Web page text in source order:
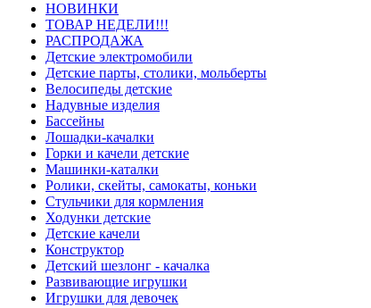
НОВИНКИ
ТОВАР НЕДЕЛИ!!!
РАСПРОДАЖА
Детские электромобили
Детские парты, столики, мольберты
Велосипеды детские
Надувные изделия
Бассейны
Лошадки-качалки
Горки и качели детские
Машинки-каталки
Ролики, скейты, самокаты, коньки
Стульчики для кормления
Ходунки детские
Детские качели
Конструктор
Детский шезлонг - качалка
Развивающие игрушки
Игрушки для девочек